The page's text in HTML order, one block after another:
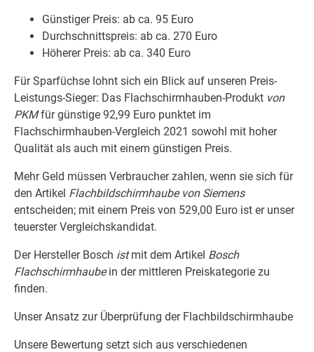
Günstiger Preis: ab ca. 95 Euro
Durchschnittspreis: ab ca. 270 Euro
Höherer Preis: ab ca. 340 Euro
Für Sparfüchse lohnt sich ein Blick auf unseren Preis-
Leistungs-Sieger: Das Flachschirmhauben-Produkt von
PKMfür günstige 92,99 Euro punktet im
Flachschirmhauben-Vergleich 2021 sowohl mit hoher
Qualität als auch mit einem günstigen Preis.
Mehr Geld müssen Verbraucher zahlen, wenn sie sich für
den Artikel Flachbildschirmhaube von Siemens
entscheiden; mit einem Preis von 529,00 Euro ist er unser
teuerster Vergleichskandidat.
Der Hersteller Bosch istmit dem Artikel Bosch
Flachschirmhaubein der mittleren Preiskategorie zu
finden.
Unser Ansatz zur Überprüfung der Flachbildschirmhaube
Unsere Bewertung setzt sich aus verschiedenen